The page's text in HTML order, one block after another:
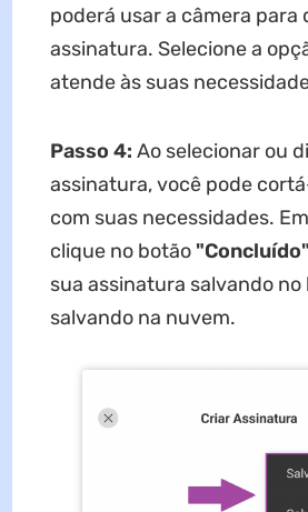
poderá usar a câmera para
assinatura. Selecione a
atende às suas
Passo 4: Ao selecionar ou
assinatura, você pode
com suas necessidades.
clique no botão "Concluído"
sua assinatura salvando no
salvando na nuvem.